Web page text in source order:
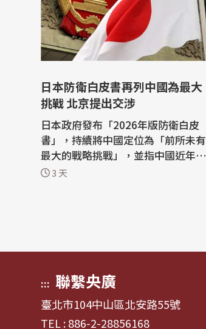
日本防衛白皮書再列中國為最大
挑戰 北京提出交涉
日本政府發布「2026年版防衛白皮
書」，持續將中國定位為「前所未有
最大的戰略挑戰」，並指中國近年持
續強化台灣周邊軍事活動。中國外交
3 天
::: 聯繫央廣
臺北市104中山區北安路55號
TEL : 886-2-28856168